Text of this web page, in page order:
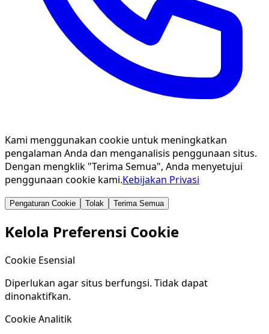
Kami menggunakan cookie untuk meningkatkan
pengalaman Anda dan menganalisis penggunaan situs.
Dengan mengklik "Terima Semua", Anda menyetujui
penggunaan cookie kami.Kebijakan Privasi
Pengaturan Cookie Tolak Terima Semua
Kelola Preferensi Cookie
Cookie Esensial
Diperlukan agar situs berfungsi. Tidak dapat
dinonaktifkan.
Cookie Analitik